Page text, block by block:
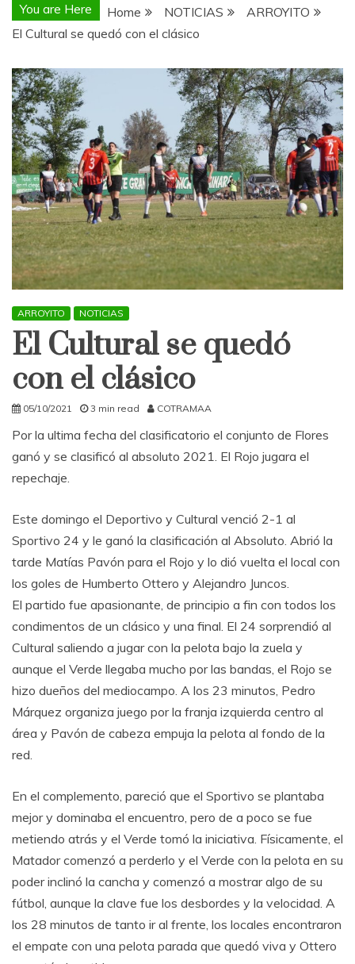
You are Here Home NOTICIAS
ARROYITO
El Cultural se quedó con el clásico
ARROYITO NOTICIAS
El Cultural se quedó
con el clásico
05/10/2021 3 min read COTRAMAA
Por la ultima fecha del clasificatorio el conjunto de Flores
ganó y se clasificó al absoluto 2021. El Rojo jugara el
repechaje.
Este domingo el Deportivo y Cultural venció 2-1 al
Sportivo 24 y le ganó la clasificación al Absoluto. Abrió la
tarde Matías Pavón para el Rojo y lo dió vuelta el local con
los goles de Humberto Ottero y Alejandro Juncos.
El partido fue apasionante, de principio a fin con todos los
condimentos de un clásico y una final. El 24 sorprendió al
Cultural saliendo a jugar con la pelota bajo la zuela y
aunque el Verde llegaba mucho por las bandas, el Rojo se
hizo dueños del mediocampo. A los 23 minutos, Pedro
Márquez organiza juego por la franja izquierda centro al
área y Pavón de cabeza empuja la pelota al fondo de la
red.
En el complemento, pareció que el Sportivo se plantaba
mejor y dominaba el encuentro, pero de a poco se fue
metiendo atrás y el Verde tomó la iniciativa. Físicamente, el
Matador comenzó a perderlo y el Verde con la pelota en su
poder inclinó la cancha y comenzó a mostrar algo de su
fútbol, aunque la clave fue los desbordes y la velocidad. A
los 28 minutos de tanto ir al frente, los locales encontraron
el empate con una pelota parada que quedó viva y Ottero